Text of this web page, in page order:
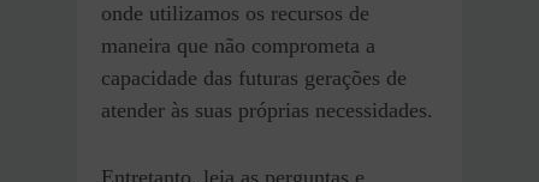
onde utilizamos os recursos de
maneira que não comprometa a
capacidade das futuras gerações de
atender às suas próprias necessidades.